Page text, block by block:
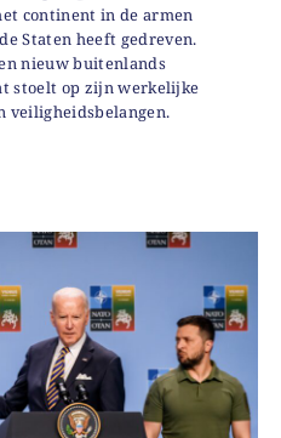
continent in de armen
Staten heeft gedreven.
nieuw buitenlands
stoelt op zijn werkelijke
veiligheidsbelangen.